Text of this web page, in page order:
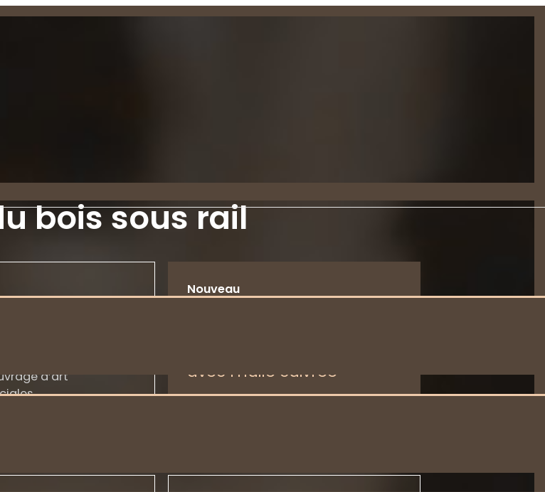
bois sous rail
d’art
Nouveau
avec l'huile cuivrée